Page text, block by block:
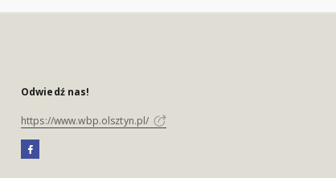
Odwiedź nas!
https://www.wbp.olsztyn.pl/